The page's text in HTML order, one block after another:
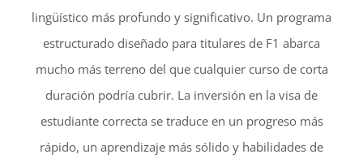
lingüístico más profundo y significativo. Un programa
estructurado diseñado para titulares de F1 abarca
mucho más terreno del que cualquier curso de corta
duración podría cubrir. La inversión en la visa de
estudiante correcta se traduce en un progreso más
rápido, un aprendizaje más sólido y habilidades de